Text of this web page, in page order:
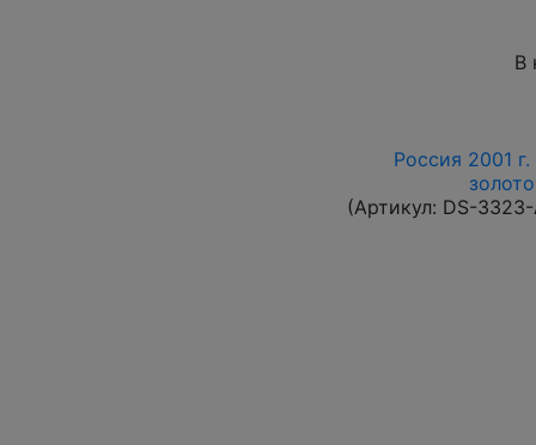
В
Россия 2001
(Артикул: DS-